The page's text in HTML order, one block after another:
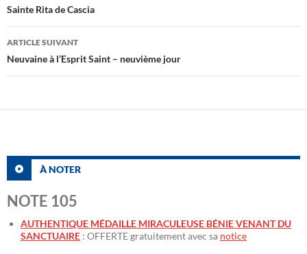
des
articles
Sainte Rita de Cascia
ARTICLE SUIVANT
Neuvaine à l’Esprit Saint – neuvième jour
À NOTER
NOTE 105
AUTHENTIQUE MÉDAILLE MIRACULEUSE BÉNIE VENANT DU
SANCTUAIRE : OFFERTE gratuitement avec sa notice